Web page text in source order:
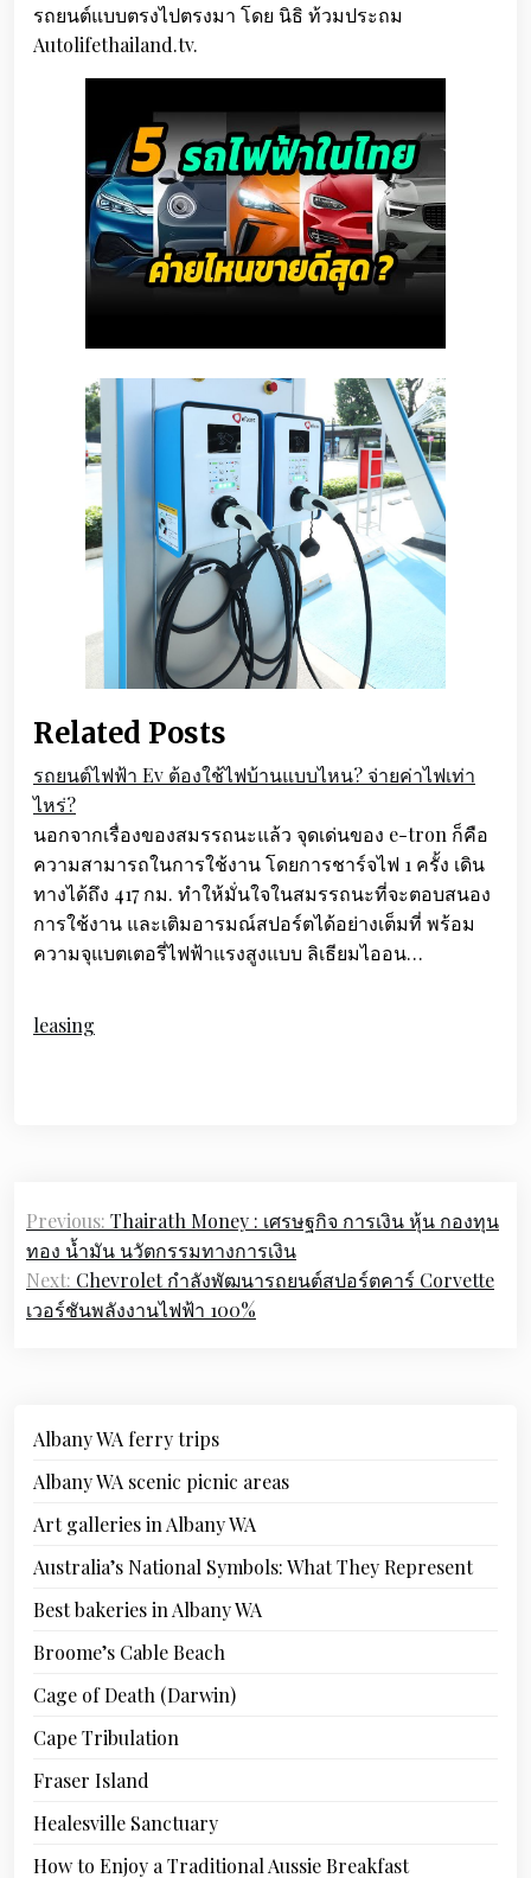
รถยนต์แบบตรงไปตรงมา โดย นิธิ ท้วมประถม
Autolifethailand.tv.
Related Posts
รถยนต์ไฟฟ้า Ev ต้องใช้ไฟบ้านแบบไหน? จ่ายค่าไฟเท่า
ไหร่?
นอกจากเรื่องของสมรรถนะแล้ว จุดเด่นของ e-tron ก็คือ
ความสามารถในการใช้งาน โดยการชาร์จไฟ 1 ครั้ง เดิน
ทางได้ถึง 417 กม. ทำให้มั่นใจในสมรรถนะที่จะตอบสนอง
การใช้งาน และเติมอารมณ์สปอร์ตได้อย่างเต็มที่ พร้อม
ความจุแบตเตอรี่ไฟฟ้าแรงสูงแบบ ลิเธียมไออน…
leasing
Post
navigation
Previous: Thairath Money : เศรษฐกิจ การเงิน หุ้น กองทุน
ทอง น้ำมัน นวัตกรรมทางการเงิน
Next: Chevrolet กำลังพัฒนารถยนต์สปอร์ตคาร์ Corvette
เวอร์ชันพลังงานไฟฟ้า 100%
Albany WA ferry trips
Albany WA scenic picnic areas
Art galleries in Albany WA
Australia’s National Symbols: What They Represent
Best bakeries in Albany WA
Broome’s Cable Beach
Cage of Death (Darwin)
Cape Tribulation
Fraser Island
Healesville Sanctuary
How to Enjoy a Traditional Aussie Breakfast